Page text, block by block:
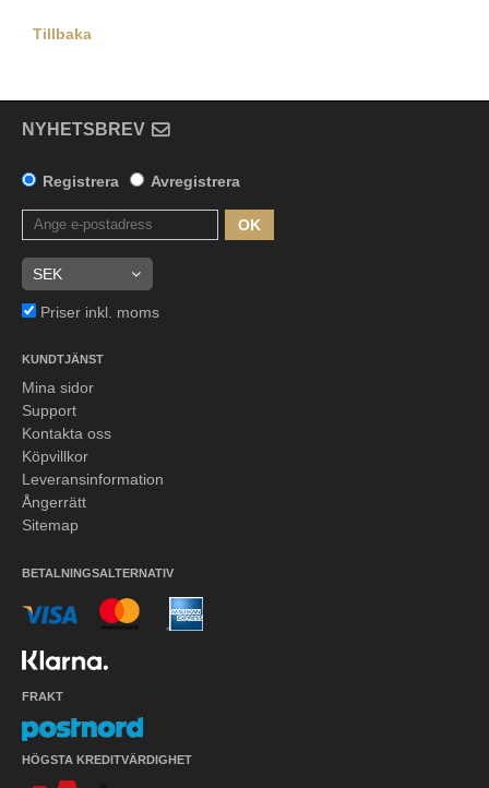
Tillbaka
NYHETSBREV
Registrera Avregistrera
OK
Priser inkl. moms
KUNDTJÄNST
Mina sidor
Support
Kontakta oss
Köpvillkor
Leveransinformation
Ångerrätt
Sitemap
BETALNINGSALTERNATIV
FRAKT
HÖGSTA KREDITVÄRDIGHET